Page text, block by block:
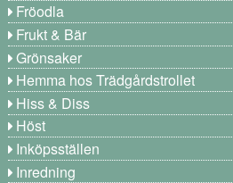
Fröodla
Frukt & Bär
Grönsaker
Hemma hos Trädgårdstrollet
Hiss & Diss
Höst
Inköpsställen
Inredning